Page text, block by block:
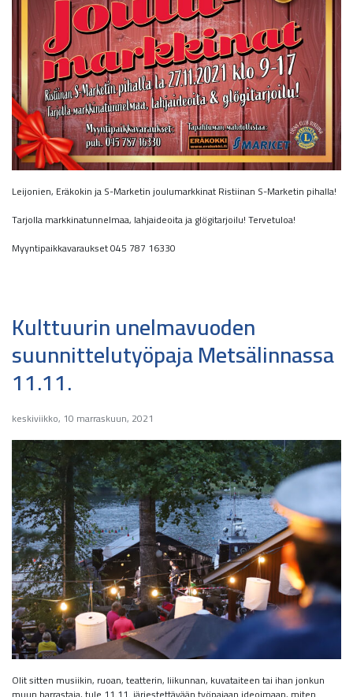
Leijonien, Eräkokin ja S-Marketin joulumarkkinat Ristiinan S-Marketin pihalla!
Tarjolla markkinatunnelmaa, lahjaideoita ja glögitarjoilu! Tervetuloa!
Myyntipaikkavaraukset 045 787 16330
Kulttuurin unelmavuoden
suunnittelutyöpaja Metsälinnassa
11.11.
keskiviikko, 10 marraskuun, 2021
Olit sitten musiikin, ruoan, teatterin, liikunnan, kuvataiteen tai ihan jonkun